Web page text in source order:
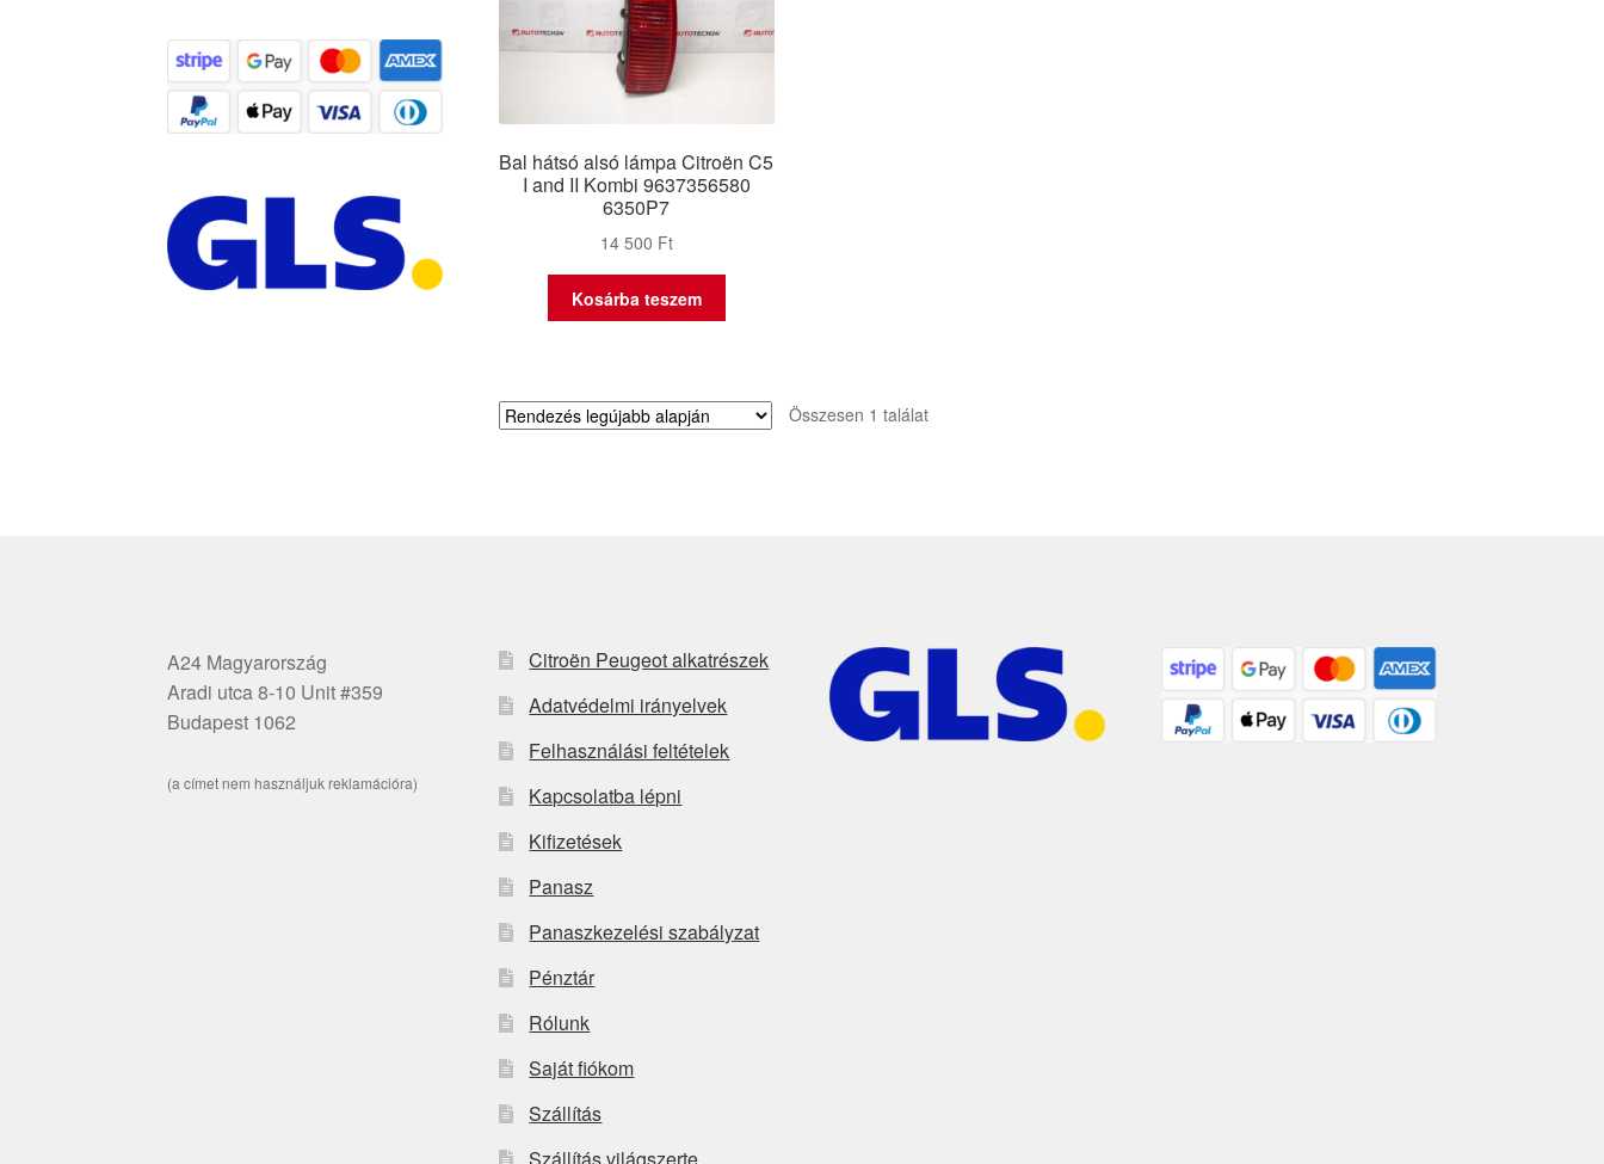
Bal hátsó alsó lámpa Citroën C5
I and II Kombi 9637356580
6350P7
14 500 Ft
Kosárba teszem
Összesen 1 találat
A24 Magyarország
Aradi utca 8-10 Unit #359
Budapest 1062
(a címet nem használjuk reklamációra)
Citroën Peugeot alkatrészek
Adatvédelmi irányelvek
Felhasználási feltételek
Kapcsolatba lépni
Kifizetések
Panasz
Panaszkezelési szabályzat
Pénztár
Rólunk
Saját fiókom
Szállítás